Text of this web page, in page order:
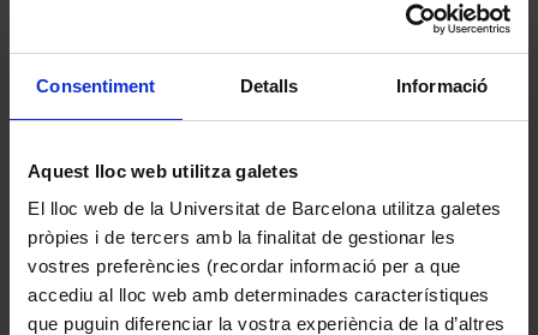
Consentiment Detalls Informació
Aquest lloc web utilitza galetes
El lloc web de la Universitat de Barcelona utilitza galetes
pròpies i de tercers amb la finalitat de gestionar les
vostres preferències (recordar informació per a que
accediu al lloc web amb determinades característiques
que puguin diferenciar la vostra experiència de la d’altres
Galeria de retrats dels rectors
1876